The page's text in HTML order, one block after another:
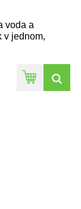
voda a
v jednom,